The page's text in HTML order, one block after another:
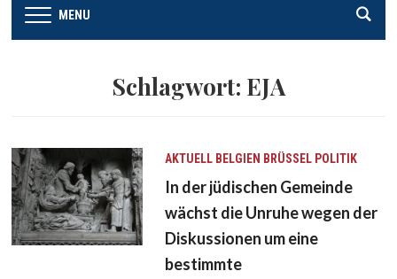
MENU
Schlagwort: EJA
AKTUELL BELGIEN BRÜSSEL POLITIK
In der jüdischen Gemeinde
wächst die Unruhe wegen der
Diskussionen um eine
bestimmte